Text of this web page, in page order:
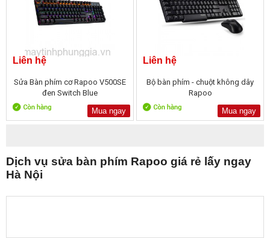
Liên hệ
Sửa Bàn phím cơ Rapoo V500SE
đen Switch Blue
Mua ngay
Liên hệ
Bộ bàn phím - chuột không dây
Rapoo
Mua ngay
Dịch vụ sửa bàn phím Rapoo giá rẻ lấy ngay
Hà Nội